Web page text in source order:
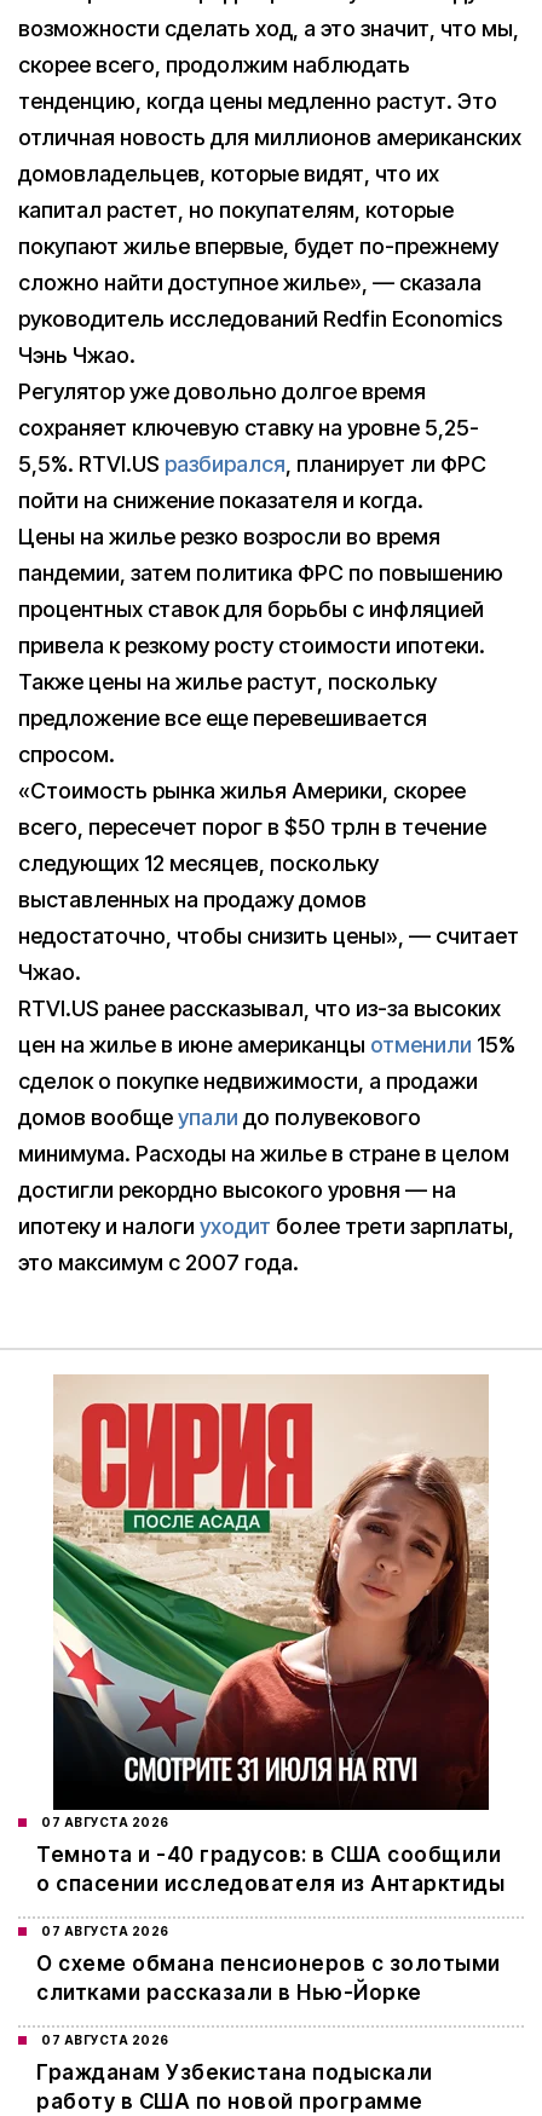
возможности сделать ход, а это значит, что мы,
скорее всего, продолжим наблюдать
тенденцию, когда цены медленно растут. Это
отличная новость для миллионов американских
домовладельцев, которые видят, что их
капитал растет, но покупателям, которые
покупают жилье впервые, будет по-прежнему
сложно найти доступное жилье», — сказала
руководитель исследований Redfin Economics
Чэнь Чжао.
Регулятор уже довольно долгое время
сохраняет ключевую ставку на уровне 5,25-
5,5%. RTVI.US разбирался, планирует ли ФРС
пойти на снижение показателя и когда.
Цены на жилье резко возросли во время
пандемии, затем политика ФРС по повышению
процентных ставок для борьбы с инфляцией
привела к резкому росту стоимости ипотеки.
Также цены на жилье растут, поскольку
предложение все еще перевешивается
спросом.
«Стоимость рынка жилья Америки, скорее
всего, пересечет порог в $50 трлн в течение
следующих 12 месяцев, поскольку
выставленных на продажу домов
недостаточно, чтобы снизить цены», — считает
Чжао.
RTVI.US ранее рассказывал, что из-за высоких
цен на жилье в июне американцы отменили 15%
сделок о покупке недвижимости, а продажи
домов вообщеупали до полувекового
минимума. Расходы на жилье в стране в целом
достигли рекордно высокого уровня — на
ипотеку и налоги уходит более трети зарплаты,
это максимум с 2007 года.
07 АВГУСТА 2026
Темнота и -40 градусов: в США сообщили
о спасении исследователя из Антарктиды
07 АВГУСТА 2026
О схеме обмана пенсионеров с золотыми
слитками рассказали в Нью-Йорке
07 АВГУСТА 2026
Гражданам Узбекистана подыскали
работу в США по новой программе